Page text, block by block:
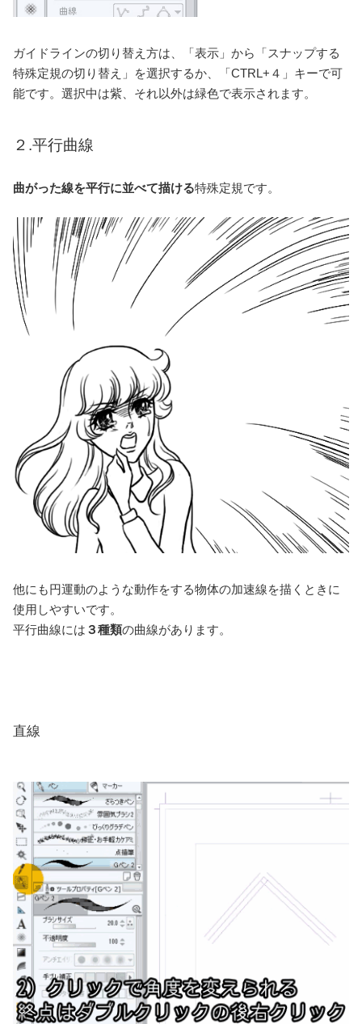
ガイドラインの切り替え方は、「表示」から「スナップする
特殊定規の切り替え」を選択するか、「CTRL+４」キーで可
能です。選択中は紫、それ以外は緑色で表示されます。
２.平行曲線
曲がった線を平行に並べて描ける特殊定規です。
他にも円運動のような動作をする物体の加速線を描くときに
使用しやすいです。
平行曲線には ３種類の曲線があります。
直線